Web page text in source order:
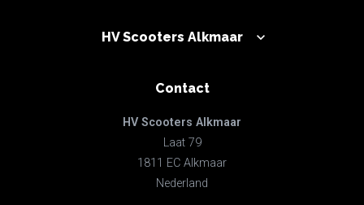
HV Scooters Alkmaar
Contact
HV Scooters Alkmaar
Laat 79
1811 EC Alkmaar
Nederland